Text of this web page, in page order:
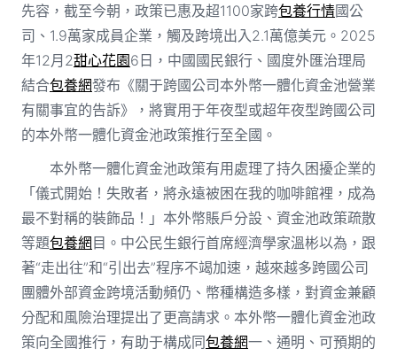
先容，截至今朝，政策已惠及超1100家跨包養行情國公
司、1.9萬家成員企業，觸及跨境出入2.1萬億美元。2025
年12月2甜心花園6日，中國國民銀行、國度外匯治理局
結合包養網發布《關于跨國公司本外幣一體化資金池營業
有關事宜的告訴》，將實用于年夜型或超年夜型跨國公司
的本外幣一體化資金池政策推行至全國。
本外幣一體化資金池政策有用處理了持久困擾企業的
「儀式開始！失敗者，將永遠被困在我的咖啡館裡，成為
最不對稱的裝飾品！」本外幣賬戶分設、資金池政策疏散
等題包養網目。中公民生銀行首席經濟學家溫彬以為，跟
著“走出往”和“引出去”程序不竭加速，越來越多跨國公司
團體外部資金跨境活動頻仍、幣種構造多樣，對資金兼顧
分配和風險治理提出了更高請求。本外幣一體化資金池政
策向全國推行，有助于構成同包養網一、通明、可預期的